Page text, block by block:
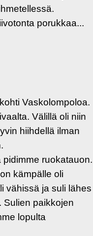
porukkaa...
Vaskolompoloa.
Välillä oli niin
hiihdellä ilman
ruokatauon.
kämpälle oli
vähissä ja suli lähes
Sulien paikkojen
lopulta